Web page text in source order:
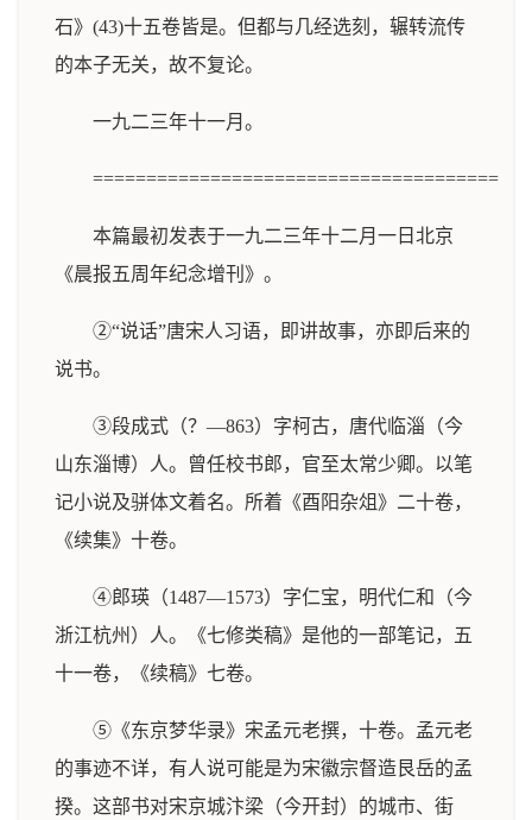
石》(43)十五卷皆是。但都与几经选刻，辗转流传
的本子无关，故不复论。
一九二三年十一月。
======================================
本篇最初发表于一九二三年十二月一日北京
《晨报五周年纪念增刊》。
②“说话”唐宋人习语，即讲故事，亦即后来的
说书。
③段成式（？—863）字柯古，唐代临淄（今
山东淄博）人。曾任校书郎，官至太常少卿。以笔
记小说及骈体文着名。所着《酉阳杂俎》二十卷，
《续集》十卷。
④郎瑛（1487—1573）字仁宝，明代仁和（今
浙江杭州）人。《七修类稿》是他的一部笔记，五
十一卷，《续稿》七卷。
⑤《东京梦华录》宋孟元老撰，十卷。孟元老
的事迹不详，有人说可能是为宋徽宗督造艮岳的孟
揆。这部书对宋京城汴梁（今开封）的城市、街